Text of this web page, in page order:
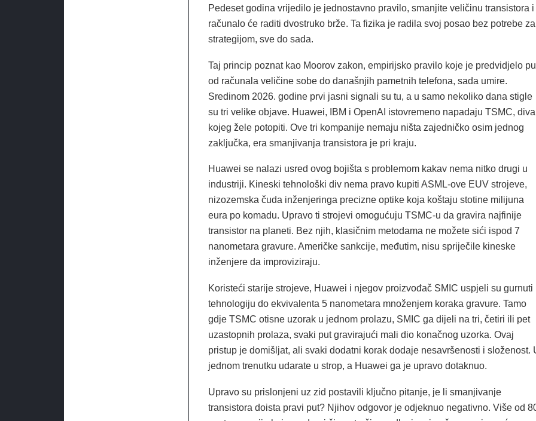
Pedeset godina vrijedilo je jednostavno pravilo, smanjite veličinu transistora i
računalo će raditi dvostruko brže. Ta fizika je radila svoj posao bez potrebe za
strategijom, sve do sada.
Taj princip poznat kao Moorov zakon, empirijsko pravilo koje je predvidjelo
od računala veličine sobe do današnjih pametnih telefona, sada umire.
Sredinom 2026. godine prvi jasni signali su tu, a u samo nekoliko dana stigle
su tri velike objave. Huawei, IBM i OpenAI istovremeno napadaju TSMC, diva
kojeg žele potopiti. Ove tri kompanije nemaju ništa zajedničko osim jednog
zaključka, era smanjivanja transistora je pri kraju.
Huawei se nalazi usred ovog bojišta s problemom kakav nema nitko drugi u
industriji. Kineski tehnološki div nema pravo kupiti ASML-ove EUV strojeve,
nizozemska čuda inženjeringa precizne optike koja koštaju stotine milijuna
eura po komadu. Upravo ti strojevi omogućuju TSMC-u da gravira najfinije
transistor na planeti. Bez njih, klasičnim metodama ne možete sići ispod 7
nanometara gravure. Američke sankcije, međutim, nisu spriječile kineske
inženjere da improviziraju.
Koristeći starije strojeve, Huawei i njegov proizvođač SMIC uspjeli su gurnuti
tehnologiju do ekvivalenta 5 nanometara množenjem koraka gravure. Tamo
gdje TSMC otisne uzorak u jednom prolazu, SMIC ga dijeli na tri, četiri ili pet
uzastopnih prolaza, svaki put gravirajući mali dio konačnog uzorka. Ovaj
pristup je domišljat, ali svaki dodatni korak dodaje nesavršenosti i složenost.
jednom trenutku udarate u strop, a Huawei ga je upravo dotaknuo.
Upravo su prislonjeni uz zid postavili ključno pitanje, je li smanjivanje
transistora doista pravi put? Njihov odgovor je odjeknuo negativno. Više od